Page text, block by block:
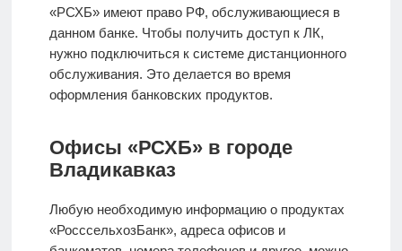
«РСХБ» имеют право РФ, обслуживающиеся в
данном банке. Чтобы получить доступ к ЛК,
нужно подключиться к системе дистанционного
обслуживания. Это делается во время
оформления банковских продуктов.
Офисы «РСХБ» в городе
Владикавказ
Любую необходимую информацию о продуктах
«РосссельхозБанк», адреса офисов и